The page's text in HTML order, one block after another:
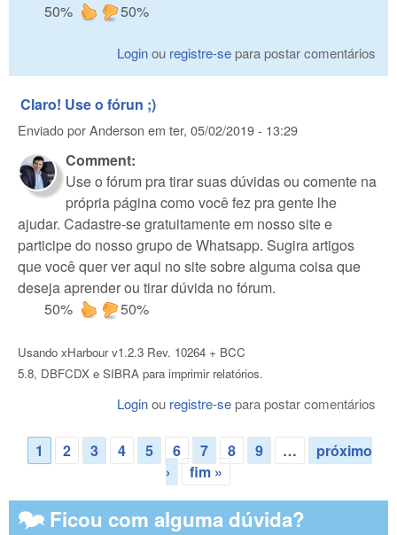
50% 50%
Loginou registre-separa postar comentários
Claro! Use o fórun ;)
Enviado porAnderson em ter, 05/02/2019 - 13:29
Comment:
Use o fórum pra tirar suas dúvidas ou comente na
própria página como você fez pra gente lhe
ajudar. Cadastre-se gratuitamente em nosso site e
participe do nosso grupo de Whatsapp. Sugira artigos
que você quer ver aqui no site sobre alguma coisa que
deseja aprender ou tirar dúvida no fórum.
50%
50%
Usando xHarbour v1.2.3 Rev. 10264 + BCC
5.8, DBFCDX e SIBRA para imprimir relatórios.
Loginou registre-separa postar comentários
Páginas
1 2 3 4 5 6 7 8 9 …
próximo
›
fim »
🗫 Ficou com alguma dúvida?